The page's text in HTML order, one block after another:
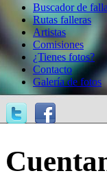
Buscador de
Rutas falleras
Artistas
Comisiones
¿Tienes fotos?
Contacto
Galería de fotos